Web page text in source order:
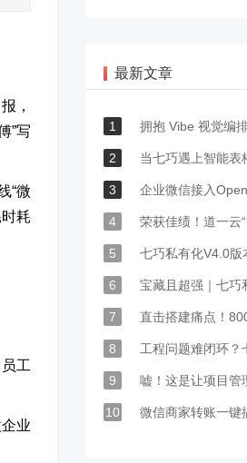
，
”写
“微
耗
工
业
最新文章
1 拥抱 Vibe 视觉编排！道一云七巧 AI 原生低代码
2 当七巧遇上智能表格｜在企微里，轻松
3 企业微信接入
4 荣获佳绩！道一云“智解柳南·诉求速达”项目亮相
5 七巧私有化V4.0版本全新亮相！AI+聚合表双
6 宝藏且超强｜七巧和腾讯
7 直击搭建痛点！800+图标、30+分类，
8 工程问题难闭环？七巧低代码智能配
9 嘘！这是让项目管理“有face”的秘籍
10 微信商家转账一键搞定，高频